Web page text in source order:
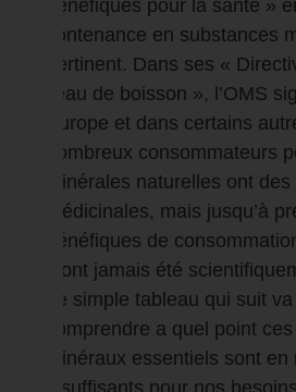
bénéfiques pour la santé »
contenance en substances
pertinent. Dans ses «
l’eau de boisson », l’OMS
Europe et dans certains
nombreux consommateurs
minérales naturelles ont
médicinales, mais jusqu’à
bénéfiques de
n’ont jamais été
Le simple tableau qui suit
comprendre a quel point
minéraux essentiels sont
insuffisants pour nos